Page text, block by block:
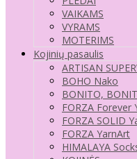
VAIKAMS
VYRAMS
MOTERIMS
Kojinių pasaulis
ARTISAN
BOHO Nako
BONITO,
FORZA Forever
FORZA SOLID
FORZA YarnArt
HIMALAYA